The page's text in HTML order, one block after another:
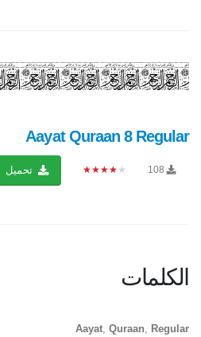
Aayat Quraan 8 Regular
108
★★★★★ تحميل
الكلمات
Aayat Quraan Regular